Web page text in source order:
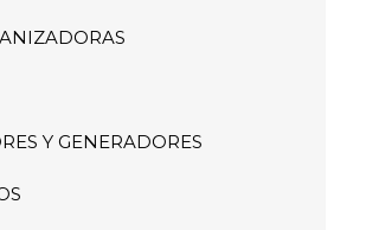
Y GENERADORES